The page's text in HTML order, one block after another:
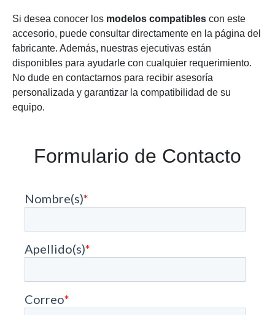
Si desea conocer los modelos compatibles con este
accesorio, puede consultar directamente en la página del
fabricante. Además, nuestras ejecutivas están
disponibles para ayudarle con cualquier requerimiento.
No dude en contactarnos para recibir asesoría
personalizada y garantizar la compatibilidad de su
equipo.
Formulario de Contacto